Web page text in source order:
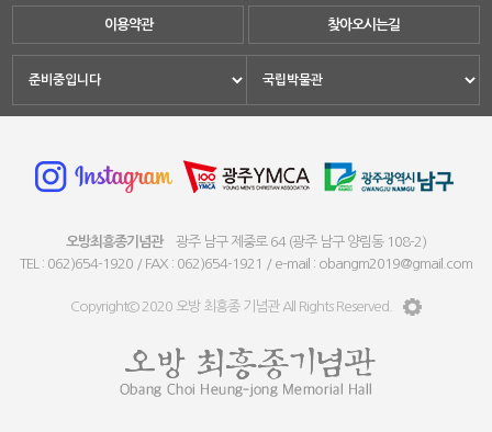
이용약관 찾아오시는길
오방최흥종기념관광주 남구 제중로 64 (광주 남구 양림동 108-2)
TEL : 062)654-1920 / FAX : 062)654-1921 / e-mail : obangm2019@gmail.com
Copyright© 2020 오방 최흥종 기념관 All Rights Reserved.